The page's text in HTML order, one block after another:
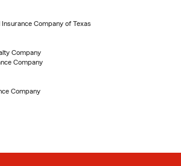
Company of Texas
Company
Company
Company